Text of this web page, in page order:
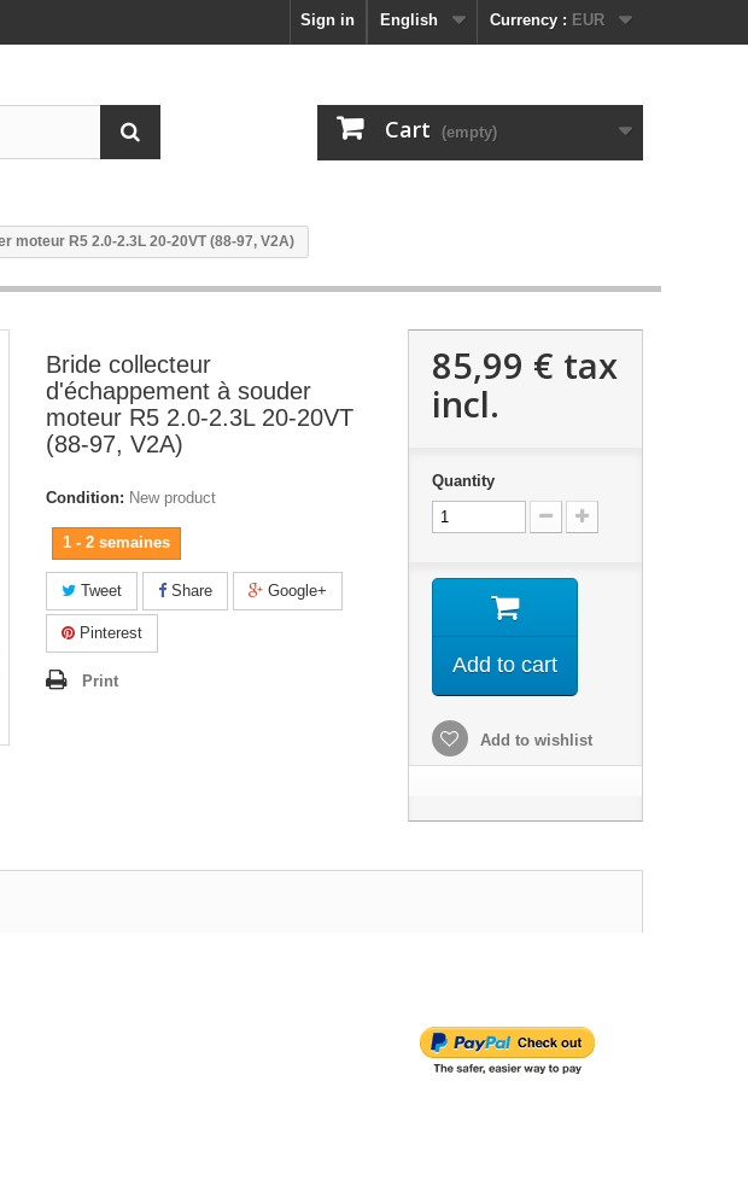
Currency : EUR
English
Sign in
Cart (empty)
moteur R5 2.0-2.3L 20-20VT (88-97, V2A)
Bride collecteur
d'échappement à souder
moteur R5 2.0-2.3L 20-20VT
(88-97, V2A)
Condition: New product
1 - 2 semaines
Tweet Share Google+
Pinterest
Print
85,99 € tax
incl.
Quantity
Add to cart
Add to wishlist